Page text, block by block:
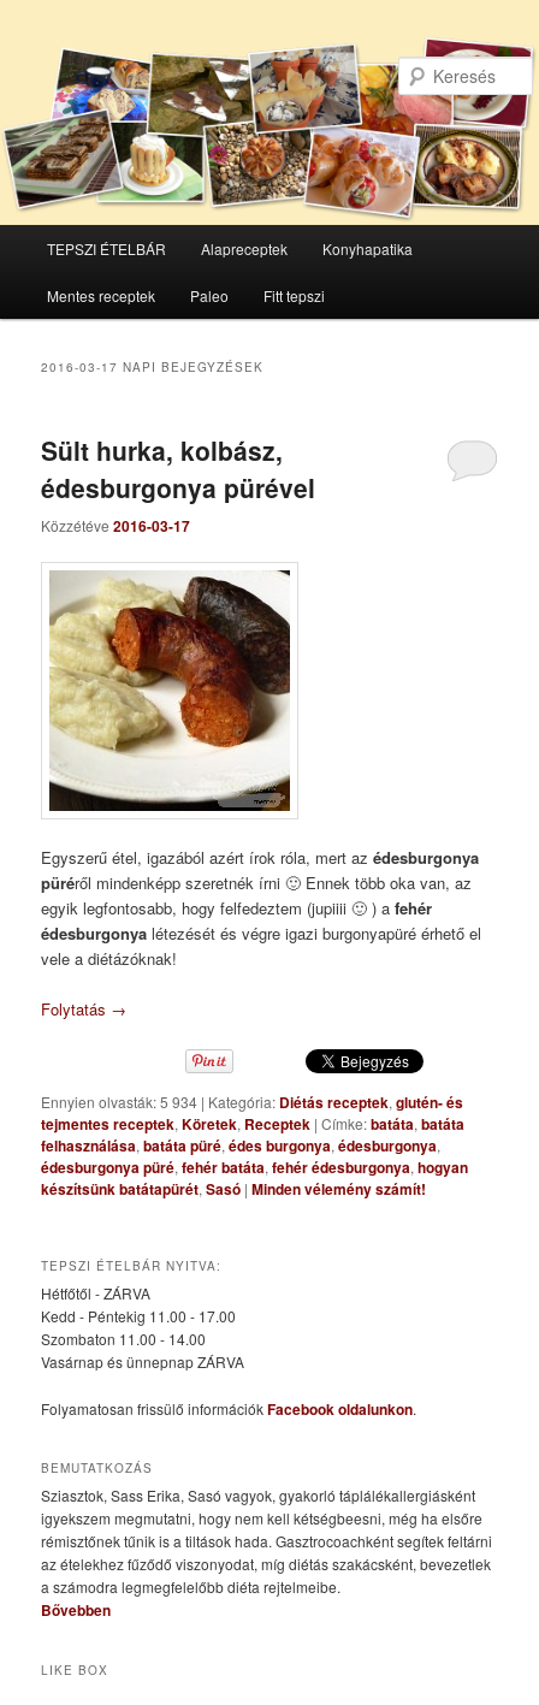
Tovább
az
Tovább
a
TEPSZI ÉTELBÁR Alapreceptek Konyhapatika
Mentes receptek Paleo Fitt tepszi
2016-03-17 NAPI BEJEGYZÉSEK
Sült hurka, kolbász,
édesburgonya pürével
Közzétéve2016-03-17
Egyszerű étel, igazából azért írok róla, mert azédesburgonya
püréről mindenképp szeretnék írni 🙂 Ennek több oka van, az
egyik legfontosabb, hogy felfedeztem (jupiiii 🙂 ) afehér
édesburgonya létezését és végre igazi burgonyapüré érhető el
vele a diétázóknak!
Folytatás →
Ennyien olvasták: 5 934 | Kategória: Diétás receptek,glutén- és
tejmentes receptek,Köretek, Receptek |Címke:batáta,batáta
felhasználása,batáta püré,édes burgonya,édesburgonya,
édesburgonya püré,fehér batáta,fehér édesburgonya,hogyan
készítsünk batátapürét,Sasó |Minden vélemény számít!
TEPSZI ÉTELBÁR NYITVA:
Hétfőtől - ZÁRVA
Kedd - Péntekig 11.00 - 17.00
Szombaton 11.00 - 14.00
Vasárnap és ünnepnap ZÁRVA
Folyamatosan frissülő információkFacebook oldalunkon.
BEMUTATKOZÁS
Sziasztok, Sass Erika, Sasó vagyok, gyakorló táplálékallergiásként
igyekszem megmutatni, hogy nem kell kétségbeesni, még ha elsőre
rémisztőnek tűnik is a tiltások hada. Gasztrocoachként segítek feltárni
az ételekhez fűződő viszonyodat, míg diétás szakácsként, bevezetlek
a számodra legmegfelelőbb diéta rejtelmeibe.
Bővebben
LIKE BOX